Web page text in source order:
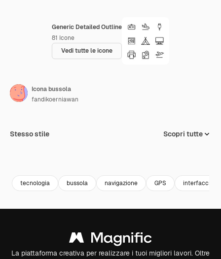
Generic Detailed Outline
81 Icone
Vedi tutte le icone
Icona bussola
fandikoerniawan
Stesso stile Scopri tutte
tecnologia bussola navigazione GPS interfaccia
La piattaforma creativa per realizzare i tuoi migliori lavori. Oltre